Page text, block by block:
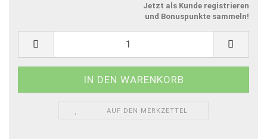
Jetzt als Kunde registrieren
und Bonuspunkte sammeln!
AUF DEN MERKZETTEL